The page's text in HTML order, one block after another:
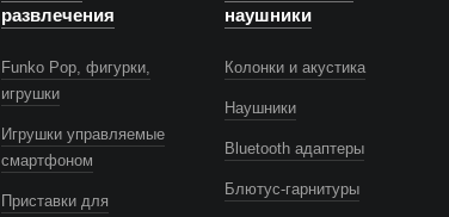
развлечения
Funko Pop, фигурки,
игрушки
Игрушки управляемые
смартфоном
Приставки для
наушники
Колонки и акустика
Наушники
Bluetooth адаптеры
Блютус-гарнитуры